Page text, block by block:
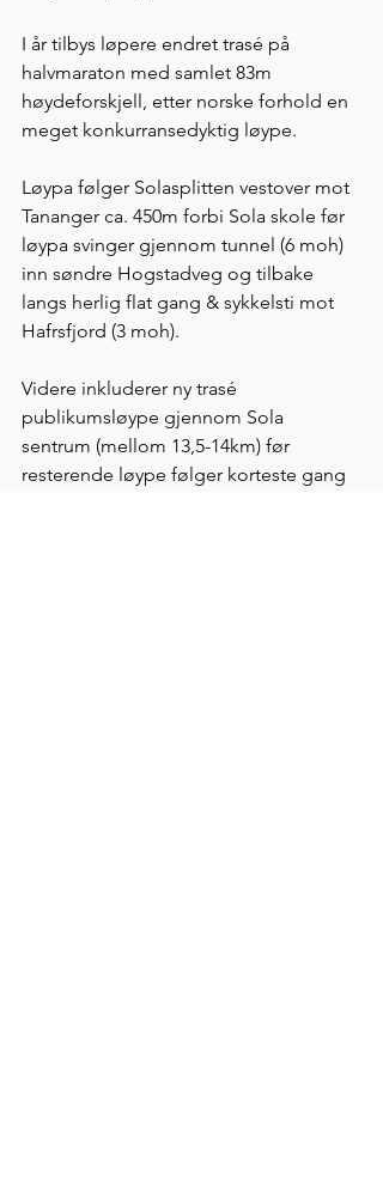
I år tilbys løpere endret trasé på
halvmaraton med samlet 83m
høydeforskjell, etter norske forhold en
meget konkurransedyktig løype.
Løypa følger Solasplitten vestover mot
Tananger ca. 450m forbi Sola skole før
løypa svinger gjennom tunnel (6 moh)
inn søndre Hogstadveg og tilbake
langs herlig flat gang & sykkelsti mot
Hafrsfjord (3 moh).
Videre inkluderer ny trasé
publikumsløype gjennom Sola
sentrum (mellom 13,5-14km) før
resterende løype følger korteste gang